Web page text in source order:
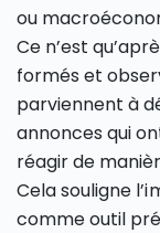
ou
Ce n’est
formés et
parviennent à
annonces qui
réagir de
Cela souligne
comme outil